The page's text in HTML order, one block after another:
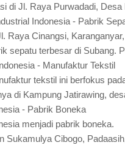
di Jl. Raya Purwadadi,
Indonesia - Pabrik
Raya Cinangsi,
sepatu terbesar di Subang.
- Manufaktur Tekstil
tekstil ini berfokus
di Kampung Jatirawing,
- Pabrik Boneka
menjadi pabrik boneka.
Sukamulya Cibogo,